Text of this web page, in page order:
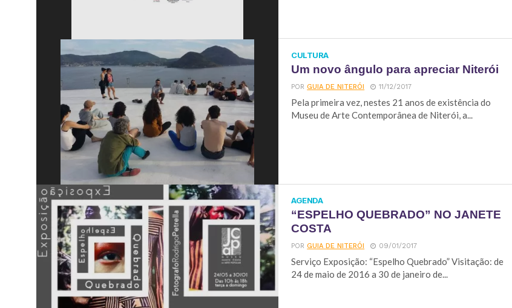
CULTURA
Um novo ângulo para apreciar Niterói
PORGUIA DE NITERÓI 11/12/2017
Pela primeira vez, nestes 21 anos de existência do
Museu de Arte Contemporânea de Niterói, a...
AGENDA
“ESPELHO QUEBRADO” NO JANETE
COSTA
PORGUIA DE NITERÓI 09/01/2017
Serviço Exposição: “Espelho Quebrado” Visitação: de
24 de maio de 2016 a 30 de janeiro de...